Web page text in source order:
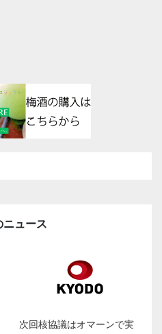
ニュース
次回核協議はオマーンで実